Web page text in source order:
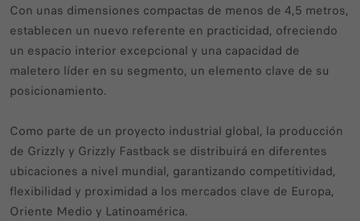
Con unas dimensiones compactas de menos de 4,5 metros,
establecen un nuevo referente en practicidad, ofreciendo
un espacio interior excepcional y una capacidad de
maletero líder en su segmento, un elemento clave de su
posicionamiento.
Como parte de un proyecto industrial global, la producción
de Grizzly y Grizzly Fastback se distribuirá en diferentes
ubicaciones a nivel mundial, garantizando competitividad,
flexibilidad y proximidad a los mercados clave de Europa,
Oriente Medio y Latinoamérica.